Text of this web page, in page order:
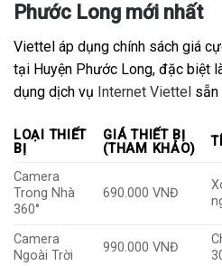
Phước Long mới nhất
Viettel áp dụng chính sách giá
tại Huyện Phước Long, đặc biệt
dụng dịch vụ Internet Viettel sẵn
LOẠI THIẾT
BỊ
GIÁ THIẾT BỊ
(THAM KHẢO)
Camera
Trong Nhà
360°
690.000 VNĐ
Camera
Ngoài Trời
990.000 VNĐ